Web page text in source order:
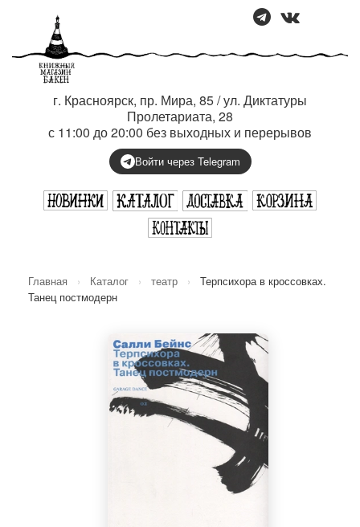
г. Красноярск, пр. Мира, 85 / ул. Диктатуры
Пролетариата, 28
с 11:00 до 20:00 без выходных и перерывов
Войти через Telegram
Главная › Каталог › театр ›
Терпсихора в кроссовках.
Танец постмодерн